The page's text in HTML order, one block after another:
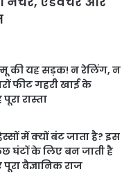
की यह सड़क! न रेलिंग, न
फीट गहरी खाई के
रास्ता
में क्यों बंट जाता है? इस
घंटों के लिए बन जाती है
वैज्ञानिक राज